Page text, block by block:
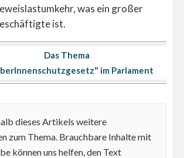
was ein großer
ist.
Das Thema
im Parlament
dieses Artikels weitere
zum Thema. Brauchbare Inhalte mit
können uns helfen, den Text